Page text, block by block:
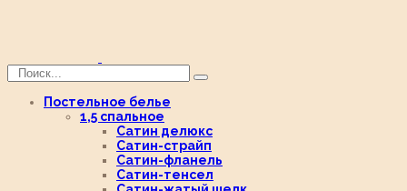
Постельное белье
1,5 спальное
Сатин делюкс
Сатин-страйп
Сатин-фланель
Сатин-тенсел